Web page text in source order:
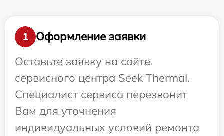
1
Оформление заявки
Оставьте заявку на сайте
сервисного центра Seek Thermal.
Специалист сервиса перезвонит
Вам для уточнения
индивидуальных условий ремонта